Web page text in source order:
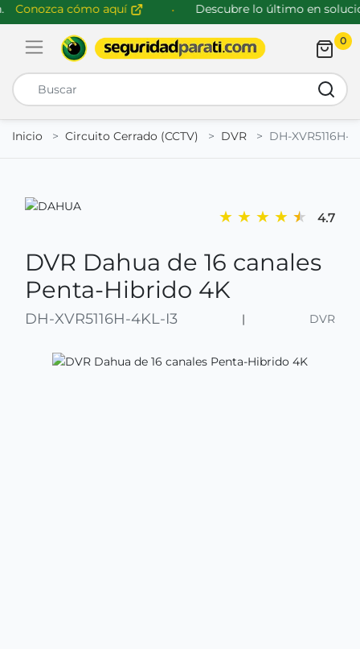
Conozca cómo aquí Descubre lo último en
Abrir menú de navegación
0
Inicio
Circuito Cerrado (CCTV) DVR DH-XVR5116H-
★ ★ ★ ★ ★ 4.7
DVR Dahua de 16 canales
Penta-Hibrido 4K
DH-XVR5116H-4KL-I3 | DVR